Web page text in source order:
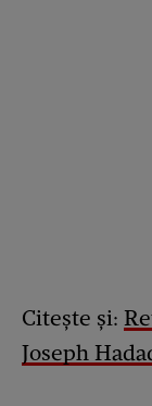
Citește și:
Joseph